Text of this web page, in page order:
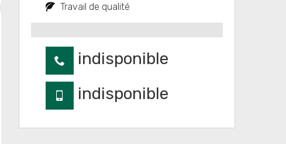
Travail de qualité
indisponible
indisponible